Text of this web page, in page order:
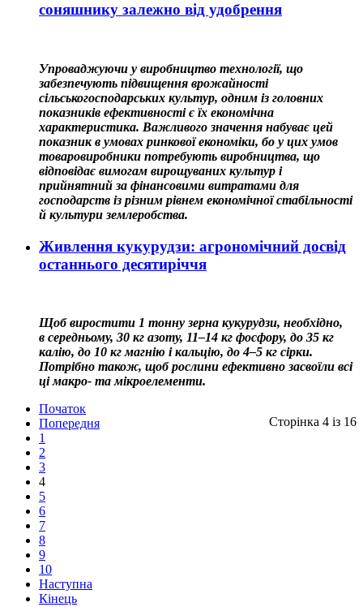
соняшнику залежно від удобрення
Упроваджуючи у виробництво технології, що
забезпечують підвищення врожайності
сільськогосподарських культур, одним із головних
показників ефективності є їх економічна
характеристика. Важливого значення набуває цей
показник в умовах ринкової економіки, бо у цих умов
товаровиробники потребують виробництва, що
відповідає вимогам вирощуваних культур і
прийнятний за фінансовими витратами для
господарств із різним рівнем економічної стабільності
й культури землеробства.
Живлення кукурудзи: агрономічний досвід
останнього десятиріччя
Щоб виростити 1 тонну зерна кукурудзи, необхідно,
в середньому, 30 кг азоту, 11–14 кг фосфору, до 35 кг
калію, до 10 кг магнію і кальцію, до 4–5 кг сірки.
Потрібно також, щоб рослини ефективно засвоїли всі
ці макро- та мікроелементи.
Сторінка 4 із 16
Початок
Попередня
1
2
3
4
5
6
7
8
9
10
Наступна
Кінець